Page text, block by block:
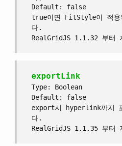
Default: false
true이면 FitStyle이 적용
다.
RealGridJS 1.1.32 부터
exportLink
Type: Boolean
Default: false
export시 hyperlink까지
다.
RealGridJS 1.1.35 부터